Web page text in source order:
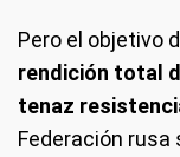
Pero el objetivo
rendición total
tenaz
Federación rusa